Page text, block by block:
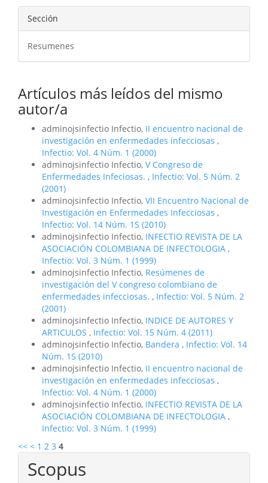
Sección
Resumenes
Artículos más leídos del mismo
autor/a
adminojsinfectio Infectio, II encuentro nacional de
investigación en enfermedades infecciosas ,
Infectio: Vol. 4 Núm. 1 (2000)
adminojsinfectio Infectio, V Congreso de
Enfermedades Infeciosas. , Infectio: Vol. 5 Núm. 2
(2001)
adminojsinfectio Infectio, VII Encuentro Nacional de
Investigación en Enfermedades Infecciosas ,
Infectio: Vol. 14 Núm. 1S (2010)
adminojsinfectio Infectio, INFECTIO REVISTA DE LA
ASOCIACIÓN COLOMBIANA DE INFECTOLOGIA ,
Infectio: Vol. 3 Núm. 1 (1999)
adminojsinfectio Infectio, Resúmenes de
investigación del V congreso colombiano de
enfermedades infecciosas. , Infectio: Vol. 5 Núm. 2
(2001)
adminojsinfectio Infectio, INDICE DE AUTORES Y
ARTICULOS , Infectio: Vol. 15 Núm. 4 (2011)
adminojsinfectio Infectio, Bandera , Infectio: Vol. 14
Núm. 1S (2010)
adminojsinfectio Infectio, II encuentro nacional de
investigación en enfermedades infecciosas ,
Infectio: Vol. 4 Núm. 1 (2000)
adminojsinfectio Infectio, INFECTIO REVISTA DE LA
ASOCIACIÓN COLOMBIANA DE INFECTOLOGIA ,
Infectio: Vol. 3 Núm. 1 (1999)
<< < 1 2 3 4
Scopus